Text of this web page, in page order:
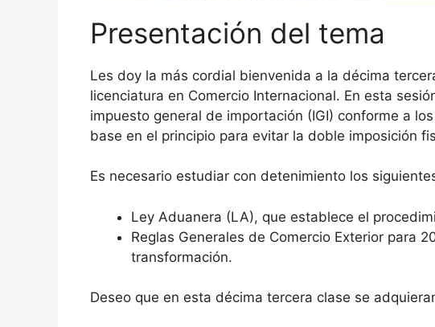
Presentación del tema
Les doy la más cordial bienvenida a la décima
licenciatura en Comercio Internacional. En esta
impuesto general de importación (IGI) conforme a
base en el principio para evitar la doble imposición
Es necesario estudiar con detenimiento los
Ley Aduanera (LA), que establece el
Reglas Generales de Comercio Exterior para
transformación.
Deseo que en esta décima tercera clase se